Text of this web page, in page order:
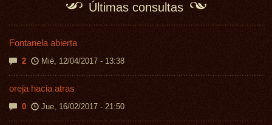
Últimas consultas
Fontanela abierta
2 Mié, 12/04/2017 - 13:38
oreja hacia atras
0 Jue, 16/02/2017 - 21:50